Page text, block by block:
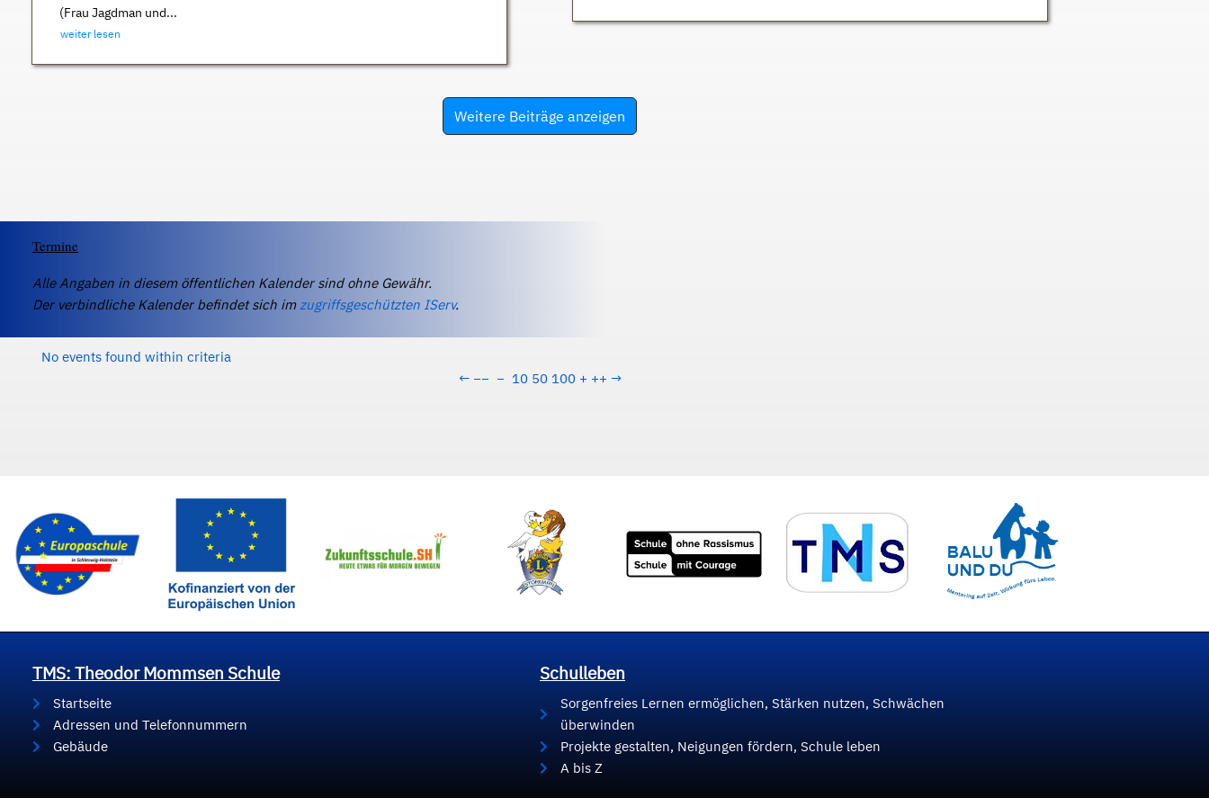
(Frau Jagdman und...
weiter lesen
Weitere Beiträge anzeigen
Termine
Alle Angaben in diesem öffentlichen Kalender sind ohne Gewähr.
Der verbindliche Kalender befindet sich imzugriffsgeschützten IServ.
No events found within criteria
← −− − 10 50 100 + ++ →
TMS: Theodor Mommsen Schule
Startseite
Adressen und Telefonnummern
Gebäude
Schulleben
Sorgenfreies Lernen ermöglichen, Stärken nutzen, Schwächen
überwinden
Projekte gestalten, Neigungen fördern, Schule leben
A bis Z